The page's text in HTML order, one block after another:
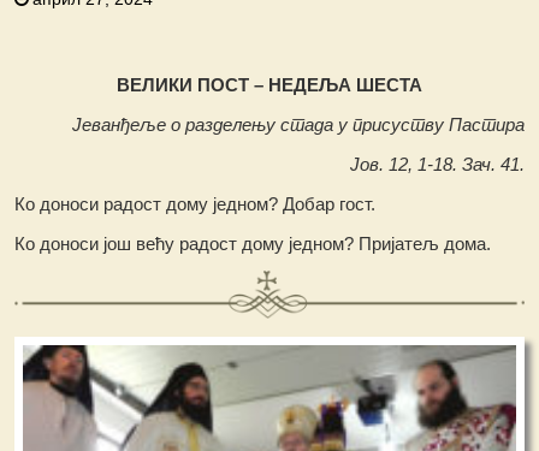
ВЕЛИКИ ПОСТ – НЕДЕЉА ШЕСТА
Јеванђеље о разделењу стада у присуству Пастира
Јов. 12, 1-18. Зач. 41.
Ко доноси радост дому једном? Добар гост.
Ко доноси још већу радост дому једном? Пријатељ дома.